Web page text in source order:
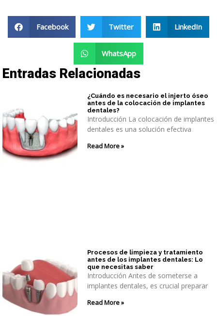
Facebook Twitter LinkedIn
WhatsApp
Entradas Relacionadas
¿Cuándo es necesario el injerto óseo
antes de la colocación de implantes
dentales?
Introducción La colocación de implantes
dentales es una solución efectiva
Read More »
Procesos de limpieza y tratamiento
antes de los implantes dentales: Lo
que necesitas saber
Introducción Antes de someterse a
implantes dentales, es crucial preparar
Read More »